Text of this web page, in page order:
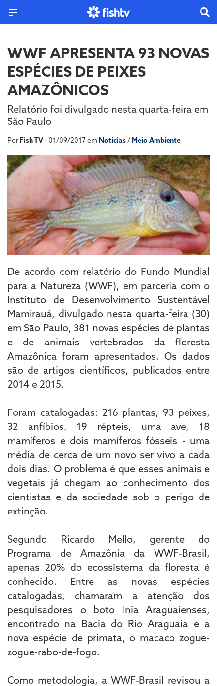
WWF APRESENTA 93 NOVAS
ESPÉCIES DE PEIXES
AMAZÔNICOS
Relatório foi divulgado nesta quarta-feira em
São Paulo
Por Fish TV- 01/09/2017 em Notícias/ Meio Ambiente
De acordo com relatório do Fundo Mundial
para a Natureza (WWF), em parceria com o
Instituto de Desenvolvimento Sustentável
Mamirauá, divulgado nesta quarta-feira (30)
em São Paulo, 381 novas espécies de plantas
e de animais vertebrados da floresta
Amazônica foram apresentados. Os dados
são de artigos científicos, publicados entre
2014 e 2015.
Foram catalogadas: 216 plantas, 93 peixes,
32 anfíbios, 19 répteis, uma ave, 18
mamíferos e dois mamíferos fósseis - uma
média de cerca de um novo ser vivo a cada
dois dias. O problema é que esses animais e
vegetais já chegam ao conhecimento dos
cientistas e da sociedade sob o perigo de
extinção.
Segundo Ricardo Mello, gerente do
Programa de Amazônia da WWF-Brasil,
apenas 20% do ecossistema da floresta é
conhecido. Entre as novas espécies
catalogadas, chamaram a atenção dos
pesquisadores o boto Inia Araguaienses,
encontrado na Bacia do Rio Araguaia e a
nova espécie de primata, o macaco zogue-
zogue-rabo-de-fogo.
Como metodologia, a WWF-Brasil revisou a